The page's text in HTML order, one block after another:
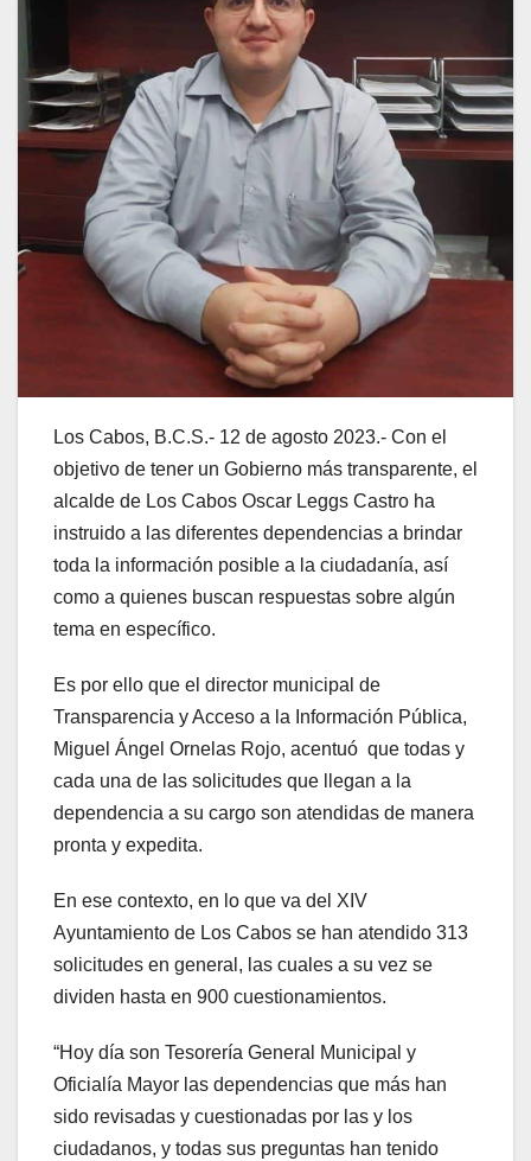
Los Cabos, B.C.S.- 12 de agosto 2023.- Con el
objetivo de tener un Gobierno más transparente, el
alcalde de Los Cabos Oscar Leggs Castro ha
instruido a las diferentes dependencias a brindar
toda la información posible a la ciudadanía, así
como a quienes buscan respuestas sobre algún
tema en específico.
Es por ello que el director municipal de
Transparencia y Acceso a la Información Pública,
Miguel Ángel Ornelas Rojo, acentuó que todas y
cada una de las solicitudes que llegan a la
dependencia a su cargo son atendidas de manera
pronta y expedita.
En ese contexto, en lo que va del XIV
Ayuntamiento de Los Cabos se han atendido 313
solicitudes en general, las cuales a su vez se
dividen hasta en 900 cuestionamientos.
“Hoy día son Tesorería General Municipal y
Oficialía Mayor las dependencias que más han
sido revisadas y cuestionadas por las y los
ciudadanos, y todas sus preguntas han tenido